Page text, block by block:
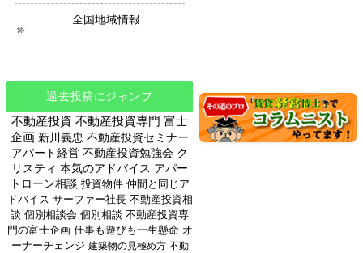
全国地域情報
過去投稿にジャンプ
不動産投資 不動産投資専門 富士
企画 新川義忠 不動産投資セミナー
アパート経営 不動産投資勉強会 ク
リスティ 本気のアドバイス アパー
トローン相談 投資物件 仲間と同じア
ドバイス サーファー社長 不動産投資相
談 個別相談会 個別相談 不動産投資専
門の富士企画 仕事も遊びも一生懸命 オ
ーナーチェンジ 建築物の見極め方 不動